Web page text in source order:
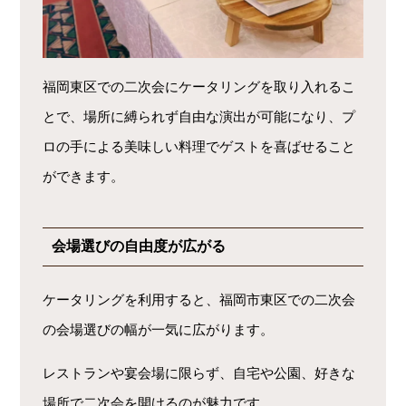
福岡東区での二次会にケータリングを取り入れるこ
とで、場所に縛られず自由な演出が可能になり、プ
ロの手による美味しい料理でゲストを喜ばせること
ができます。
会場選びの自由度が広がる
ケータリングを利用すると、福岡市東区での二次会
の会場選びの幅が一気に広がります。
レストランや宴会場に限らず、自宅や公園、好きな